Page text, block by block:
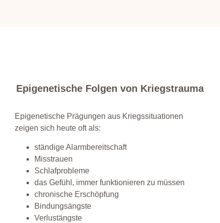
Epigenetische Folgen von Kriegstrauma
Epigenetische Prägungen aus Kriegssituationen
zeigen sich heute oft als:
ständige Alarmbereitschaft
Misstrauen
Schlafprobleme
das Gefühl, immer funktionieren zu müssen
chronische Erschöpfung
Bindungsängste
Verlustängste